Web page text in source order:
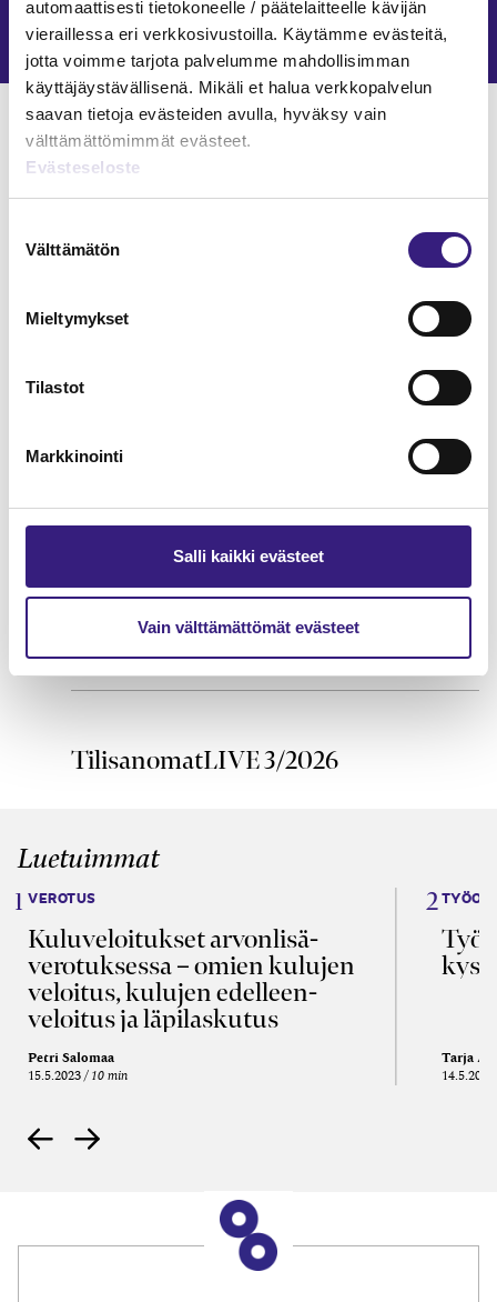
automaattisesti tietokoneelle / päätelaitteelle kävijän
vieraillessa eri verkkosivustoilla. Käytämme evästeitä,
jotta voimme tarjota palvelumme mahdollisimman
käyttäjäystävällisenä. Mikäli et halua verkkopalvelun
saavan tietoja evästeiden avulla, hyväksy vain
välttämättömimmät evästeet.
Evästeseloste
valinta
Välttämätön
Mieltymykset
Tilastot
Markkinointi
Salli kaikki evästeet
Vain välttämättömät evästeet
Janne Fredman
9.10.2023
Verkkokoulutukset
JÄRJESTELMÄT JA OHJELMISTOT
Talous- ja palkkahallinnon
menetelmäsäädökset
Varautuminen ja jatkuvuuden
hallinta tilitoimistossa
TilisanomatLIVE 3/2026
Luetuimmat
VEROTUS
Kulu­veloitukset arvon­lisä­
verotuksessa – omien kulujen
veloitus, kulujen edelleen­
veloitus ja läpi­laskutus
Petri Salomaa
15.5.2023 10 min
Tarja
14.5.2021